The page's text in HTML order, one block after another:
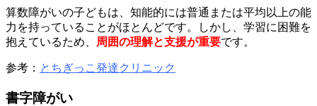
算数障がいの子どもは、知能的には普通または平均以上の能
力を持っていることがほとんどです。しかし、学習に困難を
抱えているため、
周囲の理解と支援が重要です。
参考： とちぎっこ発達クリニック
書字障がい